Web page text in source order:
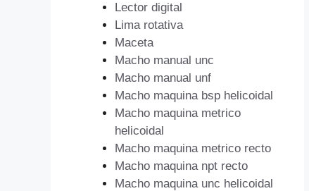
Lector digital
Lima rotativa
Maceta
Macho manual unc
Macho manual unf
Macho maquina bsp helicoidal
Macho maquina metrico
helicoidal
Macho maquina metrico recto
Macho maquina npt recto
Macho maquina unc helicoidal